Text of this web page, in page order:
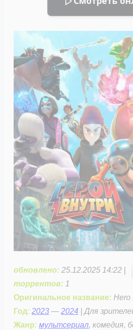
обновлено: 25.12.2025 14:22 |
торрентов: 1
Оригинальное название: Hero
Год: 2023 — 2024 | Для
Жанр: мультсериал, комедия,